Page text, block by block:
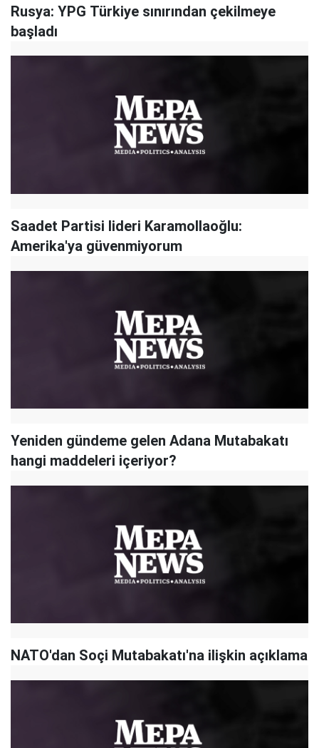
Rusya: YPG Türkiye sınırından çekilmeye
başladı
Saadet Partisi lideri Karamollaoğlu:
Amerika'ya güvenmiyorum
Yeniden gündeme gelen Adana Mutabakatı
hangi maddeleri içeriyor?
NATO'dan Soçi Mutabakatı'na ilişkin açıklama